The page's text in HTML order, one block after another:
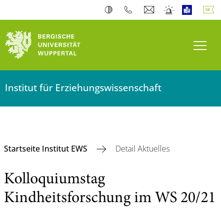
Institut für Erziehungswissenschaft
Startseite Institut EWS Detail Aktuelles
Kolloquiumstag
Kindheitsforschung im WS 20/21